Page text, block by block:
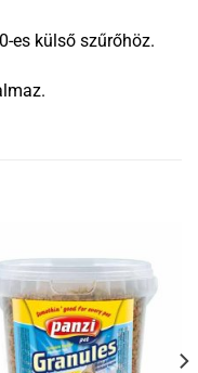
es külső szűrőhöz.